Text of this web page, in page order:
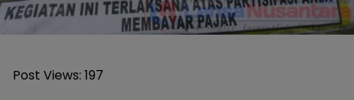
Post Views: 197